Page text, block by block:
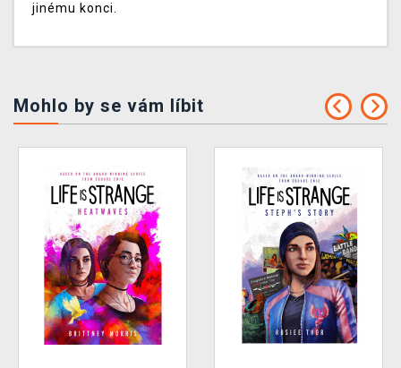
jinému konci.
Mohlo by se vám líbit